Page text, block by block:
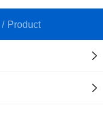
Product